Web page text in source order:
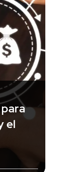
el